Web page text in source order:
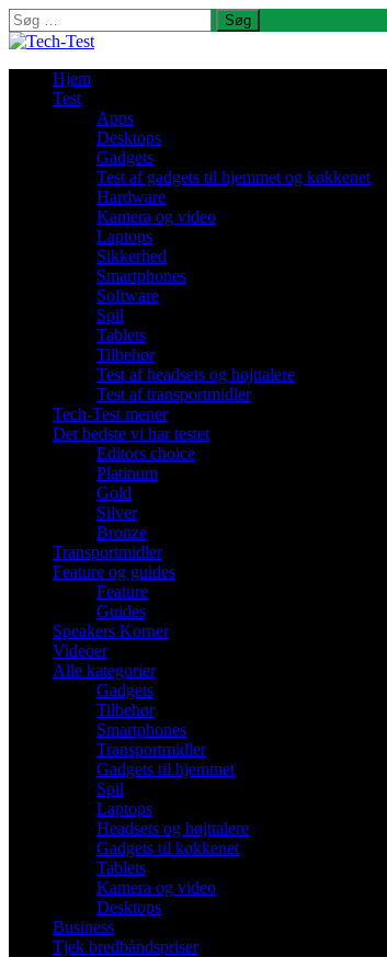
Søg
efter:
Hjem
Test
Apps
Desktops
Gadgets
Test af gadgets til hjemmet og køkkenet
Hardware
Kamera og video
Laptops
Sikkerhed
Smartphones
Software
Spil
Tablets
Tilbehør
Test af headsets og højttalere
Test af transportmidler
Tech-Test mener
Det bedste vi har testet
Editors choice
Platinum
Gold
Silver
Bronze
Transportmidler
Feature og guides
Feature
Guides
Speakers Korner
Videoer
Alle kategorier
Gadgets
Tilbehør
Smartphones
Transportmidler
Gadgets til hjemmet
Spil
Laptops
Headsets og højttalere
Gadgets til køkkenet
Tablets
Kamera og video
Desktops
Business
Tjek bredbåndspriser